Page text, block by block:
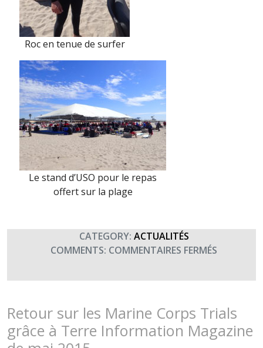
Roc en tenue de surfer
Le stand d’USO pour le repas
offert sur la plage
CATEGORY: ACTUALITÉS
COMMENTS: COMMENTAIRES FERMÉS
L’ÉQUIPE
DE
FRANCE
Retour sur les Marine Corps Trials
grâce à Terre Information Magazine